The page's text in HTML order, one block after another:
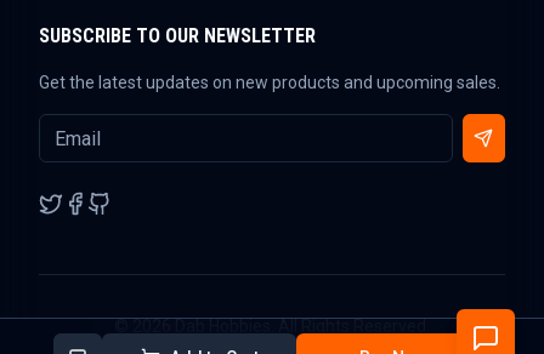
SUBSCRIBE TO OUR NEWSLETTER
Get the latest updates on new products and upcoming sales.